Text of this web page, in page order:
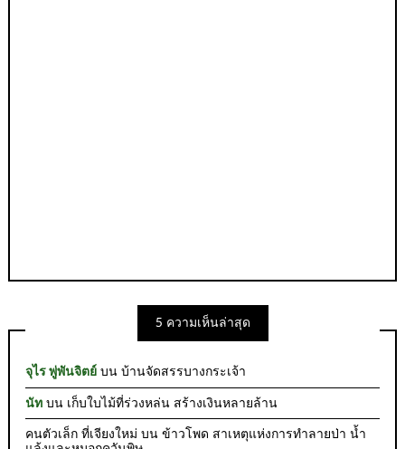
5 ความเห็นล่าสุด
จุไร พู่พันจิตย์ บนบ้านจัดสรรบางกระเจ้า
นัท บน เก็บใบไม้ที่ร่วงหล่น สร้างเงินหลายล้าน
คนตัวเล็ก ที่เจียงใหม่ บนข้าวโพด สาเหตุแห่งการทำลายป่า น้ำ